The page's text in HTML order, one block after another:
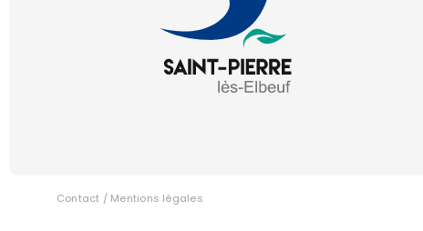
Contact / Mentions légales